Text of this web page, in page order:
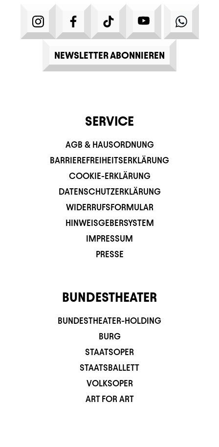
INSTAGRAMFACEBOOKTIKTOK YOUTUBE
NEWSLETTER ABONNIEREN
SERVICE
AGB & HAUSORDNUNG
BARRIEREFREIHEITSERKLÄRUNG
COOKIE-ERKLÄRUNG
DATENSCHUTZERKLÄRUNG
WIDERRUFSFORMULAR
HINWEISGEBERSYSTEM
IMPRESSUM
PRESSE
BUNDESTHEATER
BUNDESTHEATER-HOLDING
BURG
STAATSOPER
STAATSBALLETT
VOLKSOPER
ART FOR ART